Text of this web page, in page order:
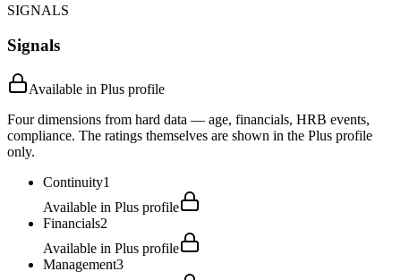
SIGNALS
Signals
Available in Plus profile
Four dimensions from hard data — age, financials, HRB events,
compliance. The ratings themselves are shown in the Plus profile
only.
Continuity1
Available in Plus profile
Financials2
Available in Plus profile
Management3